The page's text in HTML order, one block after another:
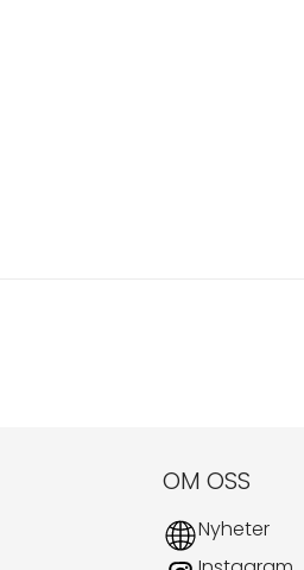
OM OSS
Nyheter